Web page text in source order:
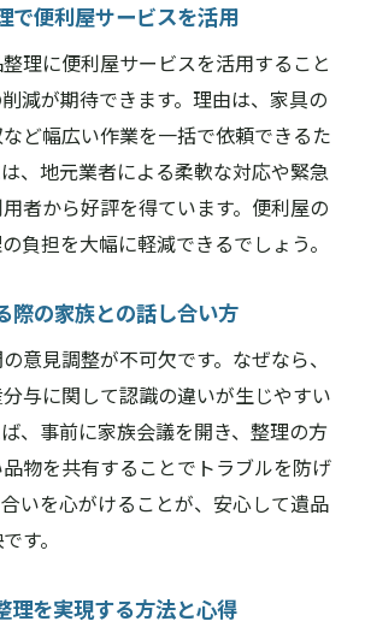
の料金相場と費用内訳を知る方法
果が高い遺品整理サービスの見分
を防ぐ遺品整理の契約チェックポ
の費用を抑える工夫と注意点
利用できる遺品整理の割引や特典
費用を比較する際の重要ポイント
出るゴミ処理の正しい方法
で発生するゴミの分別と処理手順
慮した遺品整理ゴミ処理のコツ
時の粗大ごみやリサイクル対応法
利用できるゴミ処理サービスの選
で便利屋サービスを活用
理に便利屋サービスを活用すること
減が期待できます。理由は、家具の
ど幅広い作業を一括で依頼できるた
、地元業者による柔軟な対応や緊急
者から好評を得ています。便利屋の
負担を大幅に軽減できるでしょう。
際の家族との話し合い方
意見調整が不可欠です。なぜなら、
与に関して認識の違いが生じやすい
、事前に家族会議を開き、整理の方
物を共有することでトラブルを防げ
いを心がけることが、安心して遺品
す。
理を実現する方法と心得